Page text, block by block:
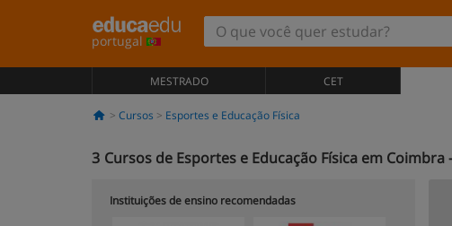
portugal
MESTRADO CET
Cursos Esportes e Educação Física
3 Cursos de Esportes e Educação Física em Coimbra
Instituições de ensino recomendadas